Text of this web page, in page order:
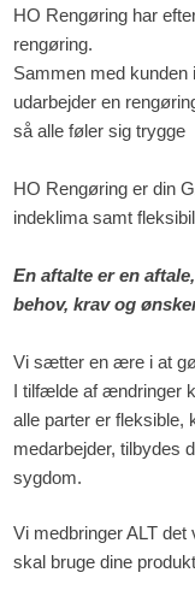
HO Rengøring har
rengøring.
Sammen med
udarbejder en
så alle føler sig trygge
HO Rengøring er din
indeklima samt
En aftalte er en
behov, krav og
Vi sætter en ære i at
I tilfælde af ændringer
alle parter er fleksible,
medarbejder, tilbydes
sygdom.​​
Vi medbringer ALT
skal bruge dine